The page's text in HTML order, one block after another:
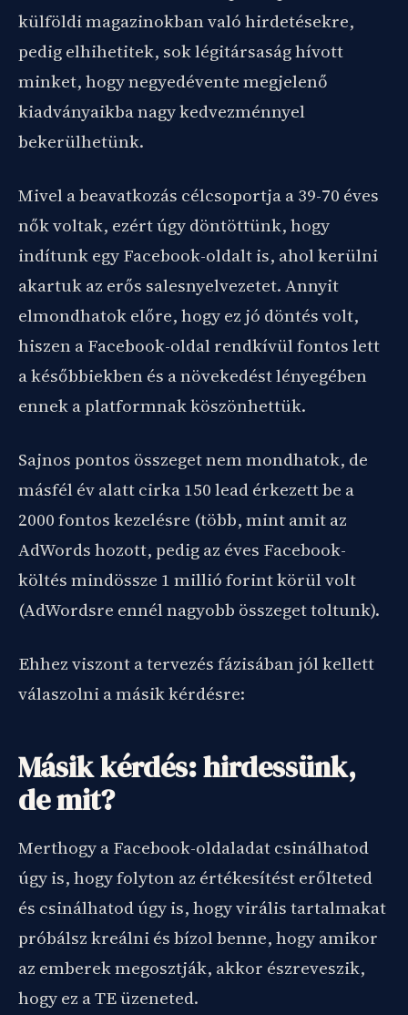
külföldi magazinokban való hirdetésekre,
pedig elhihetitek, sok légitársaság hívott
minket, hogy negyedévente megjelenő
kiadványaikba nagy kedvezménnyel
bekerülhetünk.
Mivel a beavatkozás célcsoportja a 39-70 éves
nők voltak, ezért úgy döntöttünk, hogy
indítunk egy Facebook-oldalt is, ahol kerülni
akartuk az erős salesnyelvezetet. Annyit
elmondhatok előre, hogy ez jó döntés volt,
hiszen a Facebook-oldal rendkívül fontos lett
a későbbiekben és a növekedést lényegében
ennek a platformnak köszönhettük.
Sajnos pontos összeget nem mondhatok, de
másfél év alatt cirka 150 lead érkezett be a
2000 fontos kezelésre (több, mint amit az
AdWords hozott, pedig az éves Facebook-
költés mindössze 1 millió forint körül volt
(AdWordsre ennél nagyobb összeget toltunk).
Ehhez viszont a tervezés fázisában jól kellett
válaszolni a másik kérdésre:
Másik kérdés: hirdessünk,
de mit?
Merthogy a Facebook-oldaladat csinálhatod
úgy is, hogy folyton az értékesítést erőlteted
és csinálhatod úgy is, hogy virális tartalmakat
próbálsz kreálni és bízol benne, hogy amikor
az emberek megosztják, akkor észreveszik,
hogy ez a TE üzeneted.